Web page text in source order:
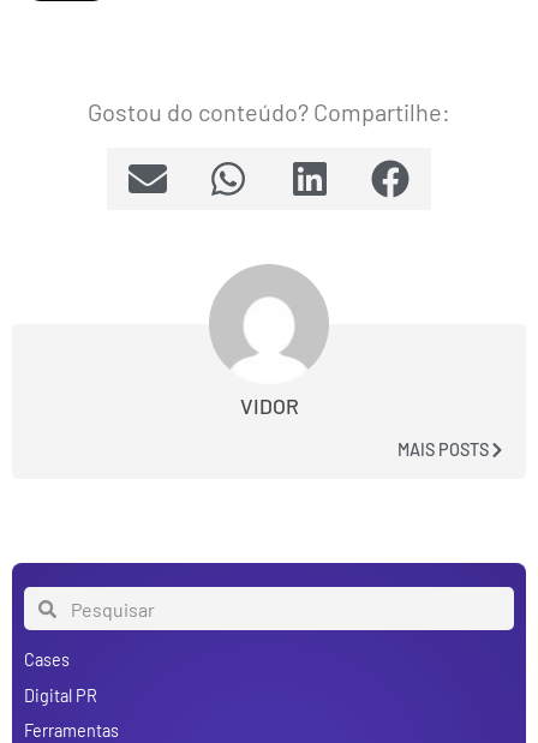
Gostou do conteúdo? Compartilhe:
VIDOR
MAIS POSTS
Cases
Digital PR
Ferramentas